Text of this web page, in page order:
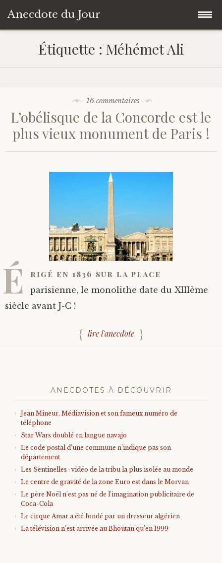
Anecdote du Jour
Accéder
contenu
Accueil
Livres de Culture Générale
À propos
Étiquette : Méhémet Ali
16 commentaires
L’obélisque de la Concorde est le
plus vieux monument de Paris !
É rigé en 1836 sur la place
parisienne, le monolithe date du XIIIème
siècle avant J-C !
lire l'anecdote
ANECDOTES À DÉCOUVRIR
Jean Mineur, Médiavision et son fameux numéro de
téléphone
Star Wars doublé en langue navajo
Le code postal d’une commune n’indique pas son
département
Les Sentinelles : vidéo de la tribu la plus isolée au monde
Le centre de gravité de la zone Euro est dans le Morvan
Le père Noël n’est pas né de l’imagination publicitaire de
Coca-Cola
Le cirque Amar a été fondé par un dresseur algérien
La télévision n’est arrivée au Bhoutan qu’en 1999